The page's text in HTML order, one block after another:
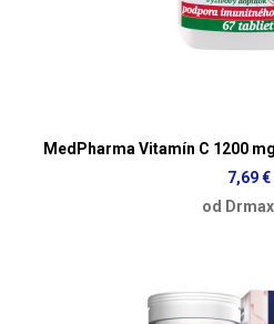
MedPharma Vitamín C 1200
7,69 €
od